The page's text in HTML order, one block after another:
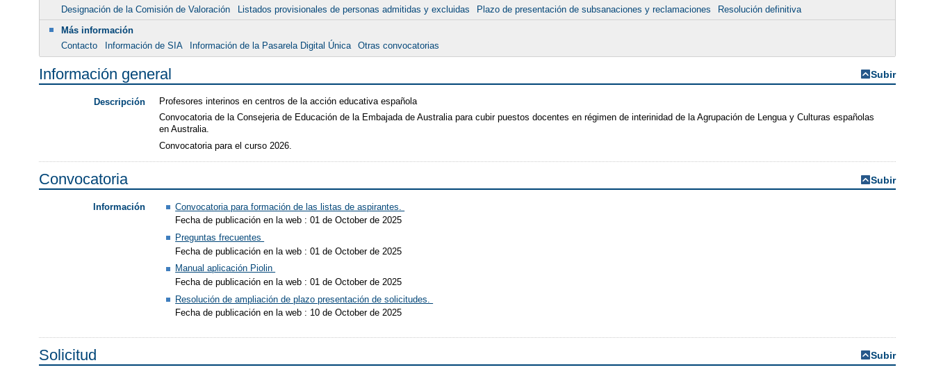
Designación de la Comisión de Valoración
Listados provisionales de personas admitidas y excluidas Plazo de presentación de subsanaciones y reclamaciones
Resolución definitiva
Más información
Contacto
Información de SIA Información de la Pasarela Digital Única Otras convocatorias
Información general Subir
Descripción
Profesores interinos en centros de la acción educativa española
Convocatoria de la Consejeria de Educación de la Embajada de Australia para cubir puestos docentes en régimen de interinidad de la Agrupación de Lengua y Culturas españolas
en Australia.
Convocatoria para el curso 2026.
Convocatoria Subir
Información
Convocatoria para formación de las listas de aspirantes.
Fecha de publicación en la web : 01 de October de 2025
Preguntas frecuentes
Fecha de publicación en la web : 01 de October de 2025
Manual aplicación Piolin
Fecha de publicación en la web : 01 de October de 2025
Resolución de ampliación de plazo presentación de solicitudes.
Fecha de publicación en la web : 10 de October de 2025
Solicitud Subir